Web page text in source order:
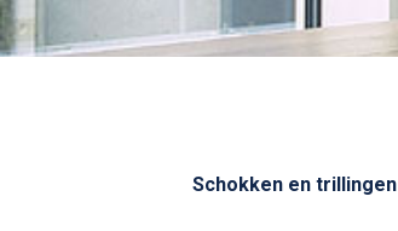
Schokken en trillingen